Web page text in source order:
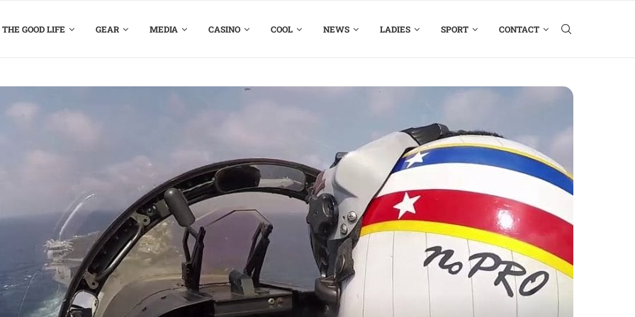
THE GOOD LIFE GEAR MEDIA CASINO COOL NEWS LADIES SPORT CONTACT